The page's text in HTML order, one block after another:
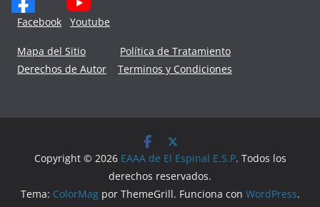
Facebook Youtube
Mapa del Sitio
Política de Tratamiento
Derechos de Autor
Terminos y Condiciones
Copyright © 2026 EAAA de El Espinal E.S.P. Todos los
derechos reservados.
Tema: ColorMagpor ThemeGrill. Funciona con WordPress.